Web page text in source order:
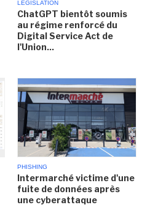
LÉGISLATION
ChatGPT bientôt soumis
au régime renforcé du
Digital Service Act de
l'Union...
PHISHING
Intermarché victime d'une
fuite de données après
une cyberattaque